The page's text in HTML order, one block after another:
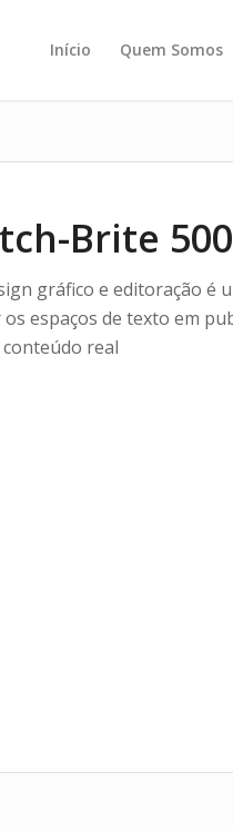
Início Quem Somos
Brite
gráfico e editoração é
espaços de texto em
real